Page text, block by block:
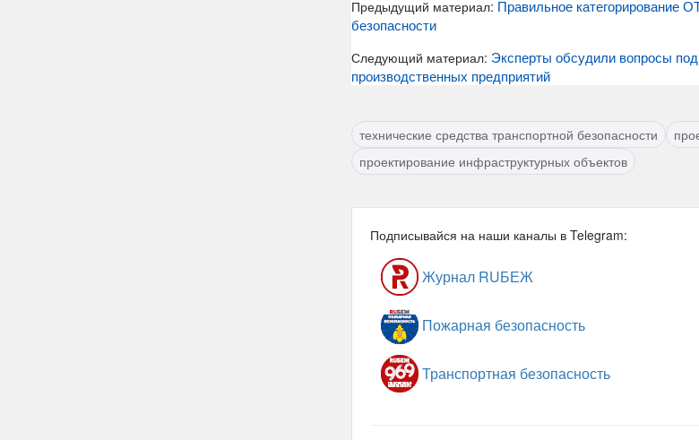
Предыдущий материал: Правильное категорирование
безопасности
Следующий материал: Эксперты обсудили вопросы
производственных предприятий
технические средства транспортной безопасности
проектирование инфраструктурных объектов
Подписывайся на наши каналы в Telegram:
Журнал RUБЕЖ
Пожарная безопасность
Транспортная безопасность